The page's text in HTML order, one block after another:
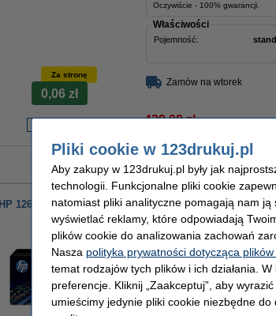
Oczywiście - 100% gwarancji.
Właściwości
Pojemność:
Za stronę
0,06 zł
Zamów na wtorek
429,00 zł
Dożywotnia gwarancja na tonery marki
HP 126A (CE314A) bęben światłoczuły / drum,
Opis
Oryginalny bęben
Wydajność:około 14.000
Uwaga: to nie jest toner,
Bęben nie zastępuje
wymaga wymiany.
Pliki cookie w 123drukuj.pl
Aby zakupy w 123drukuj.pl były jak
technologii. Funkcjonalne pliki cookie
natomiast pliki analityczne pomagają nam
wyświetlać reklamy, które odpowiadają
plików cookie do analizowania zachowań
Nasza polityka prywatności dotycząca
temat rodzajów tych plików i ich działania.
preferencje. Kliknij „Zaakceptuj”, aby
umieścimy jedynie pliki cookie niezbędne do